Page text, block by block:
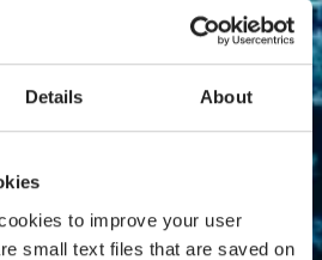
Details About
to improve your user
small text files that are saved on